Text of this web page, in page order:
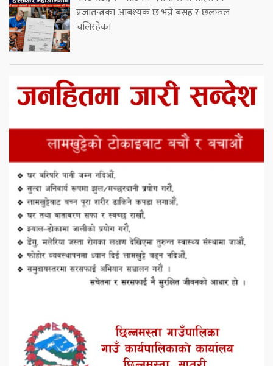
प्रजातन्त्रका आबश्यक छ भन्ने बसह र छलफल
चलिरहेका